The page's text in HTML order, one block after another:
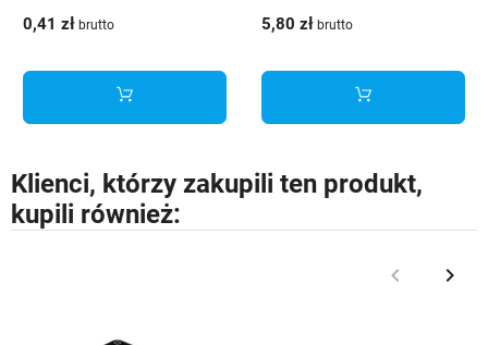
0,41 zł brutto 5,80 zł brutto
Klienci, którzy zakupili ten produkt,
kupili również:
Poprzedni
keyboard_arrow_left keyboard_arrow_right